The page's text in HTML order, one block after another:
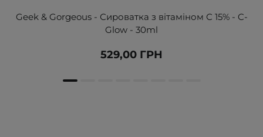
Geek & Gorgeous - Сироватка з вітаміном С 15% - C-
Glow - 30ml
529,00 ГРН